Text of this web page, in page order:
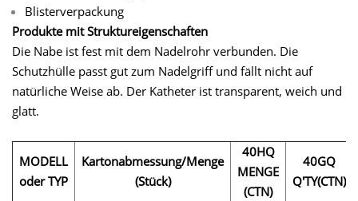
Blisterverpackung
Produkte mit Struktureigenschaften
Die Nabe ist fest mit dem Nadelrohr verbunden. Die
Schutzhülle passt gut zum Nadelgriff und fällt nicht auf
natürliche Weise ab. Der Katheter ist transparent, weich und
glatt.
MODELL
oder TYP
Kartonabmessung/Menge
(Stück)
40HQ
MENGE
(CTN)
40GQ
Q'TY(CTN)